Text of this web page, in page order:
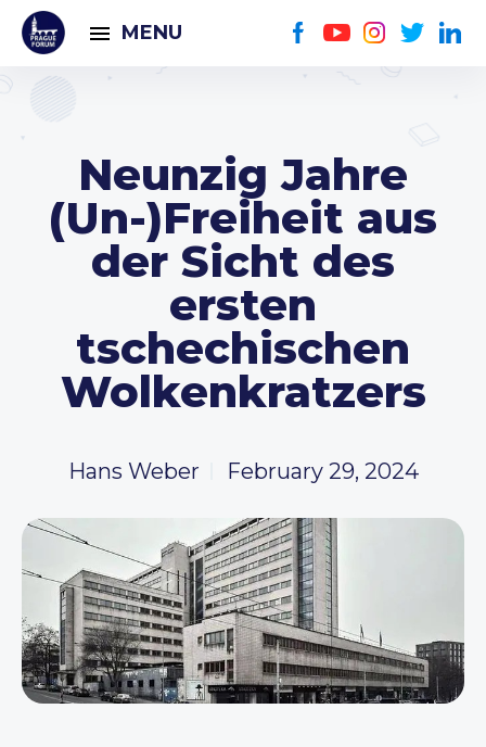
MENU
Neunzig Jahre
(Un-)Freiheit aus
der Sicht des
ersten
tschechischen
Wolkenkratzers
Hans Weber February 29, 2024